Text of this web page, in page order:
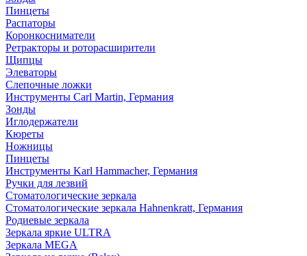
Пинцеты
Распаторы
Коронкосниматели
Ретракторы и роторасширители
Щипцы
Элеваторы
Слепочные ложки
Инструменты Carl Martin, Германия
Зонды
Иглодержатели
Кюреты
Ножницы
Пинцеты
Инструменты Karl Hammacher, Германия
Ручки для лезвий
Стоматологические зеркала
Стоматологические зеркала Hahnenkratt, Германия
Родиевые зеркала
Зеркала яркие ULTRA
Зеркала MEGA